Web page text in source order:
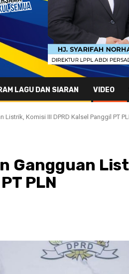
LAGU DAN SIARAN VIDEO
Komisi III DPRD Kalsel Panggil PT
Gangguan
PLN